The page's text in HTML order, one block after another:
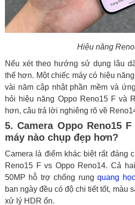
Hiệu năng
Nếu xét theo hướng sử dụng lâu
thế hơn. Một chiếc máy có hiệu
vài năm cập nhật phần mềm và
hỏi hiệu năng Oppo Reno15 F và
hơn, câu trả lời nghiêng rõ về
5. Camera Oppo Reno15
máy nào chụp đẹp hơn?
Camera là điểm khác biệt rất đáng
Reno15 F vs Oppo Reno14. Cả
50MP hỗ trợ chống rungquang học
ban ngày đều có độ chi tiết tốt, màu
xử lý HDR ổn.